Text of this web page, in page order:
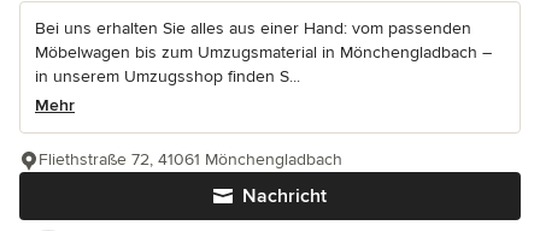
Bei uns erhalten Sie alles aus einer Hand: vom passenden
Möbelwagen bis zum Umzugsmaterial in Mönchengladbach –
in unserem Umzugsshop finden S...
Mehr
Nachricht
Fliethstraße 72, 41061 Mönchengladbach